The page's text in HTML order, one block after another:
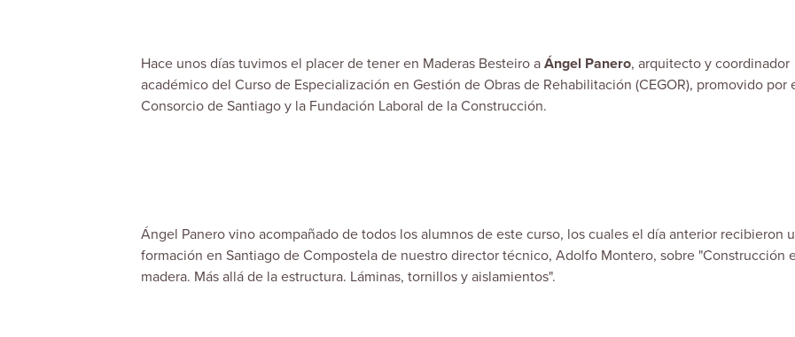
Hace unos días tuvimos el placer de tener en Maderas Besteiro a Ángel Panero, arquitecto y coordinador
académico del Curso de Especialización en Gestión de Obras de Rehabilitación (CEGOR), promovido por
Consorcio de Santiago y la Fundación Laboral de la Construcción.
Ángel Panero vino acompañado de todos los alumnos de este curso, los cuales el día anterior recibieron
formación en Santiago de Compostela de nuestro director técnico, Adolfo Montero, sobre "Construcción
madera. Más allá de la estructura. Láminas, tornillos y aislamientos".